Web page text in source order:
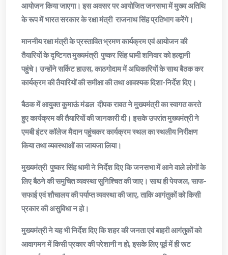
आयोजन किया जाएगा। इस अवसर पर आयोजित जनसभा में मुख्य अतिथि
के रूप में भारत सरकार के रक्षा मंत्री राजनाथ सिंह प्रतिभाग करेंगे।
माननीय रक्षा मंत्री के प्रस्तावित भ्रमण कार्यक्रम एवं आयोजन की
तैयारियों के दृष्टिगत मुख्यमंत्री पुष्कर सिंह धामी शनिवार को हल्द्वानी
पहुंचे। उन्होंने सर्किट हाउस, काठगोदाम में अधिकारियों के साथ बैठक कर
कार्यक्रम की तैयारियों की समीक्षा की तथा आवश्यक दिशा-निर्देश दिए।
बैठक में आयुक्त कुमाऊं मंडल दीपक रावत ने मुख्यमंत्री का स्वागत करते
हुए कार्यक्रम की तैयारियों की जानकारी दी। इसके उपरांत मुख्यमंत्री ने
एमबी इंटर कॉलेज मैदान पहुंचकर कार्यक्रम स्थल का स्थलीय निरीक्षण
किया तथा व्यवस्थाओं का जायजा लिया।
मुख्यमंत्री पुष्कर सिंह धामी ने निर्देश दिए कि जनसभा में आने वाले लोगों के
लिए बैठने की समुचित व्यवस्था सुनिश्चित की जाए। साथ ही पेयजल, साफ-
सफाई एवं शौचालय की पर्याप्त व्यवस्था की जाए, ताकि आगंतुकों को किसी
प्रकार की असुविधा न हो।
मुख्यमंत्री ने यह भी निर्देश दिए कि शहर की जनता एवं बाहरी आगंतुकों को
आवागमन में किसी प्रकार की परेशानी न हो, इसके लिए पूर्व में ही रूट